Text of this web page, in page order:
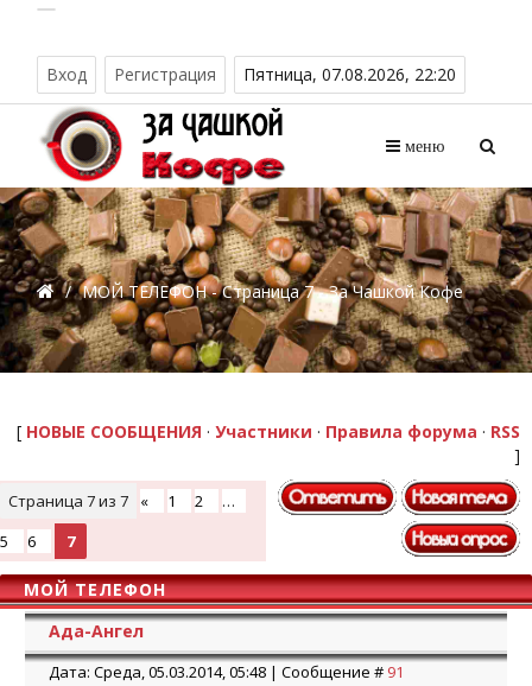
Вход Регистрация Пятница, 07.08.2026, 22:20
меню
/ МОЙ ТЕЛЕФОН - Страница 7 - За Чашкой Кофе
[ НОВЫЕ СООБЩЕНИЯ · Участники · Правила форума · RSS
]
Страница 7из 7 « 1 2
…
5
6 7
МОЙ ТЕЛЕФОН
Ада-Ангел
Дата: Среда, 05.03.2014, 05:48 | Сообщение # 91